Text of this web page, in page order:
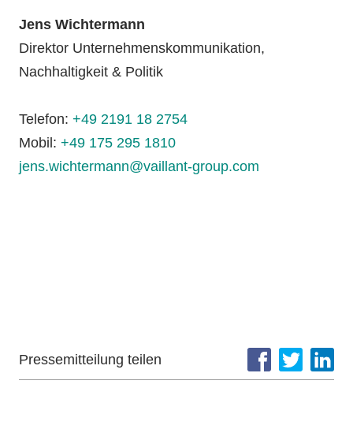
Jens Wichtermann
Direktor Unternehmenskommunikation,
Nachhaltigkeit & Politik
Telefon: +49 2191 18 2754
Mobil: +49 175 295 1810
jens.wichtermann@vaillant-group.com
Pressemitteilung teilen